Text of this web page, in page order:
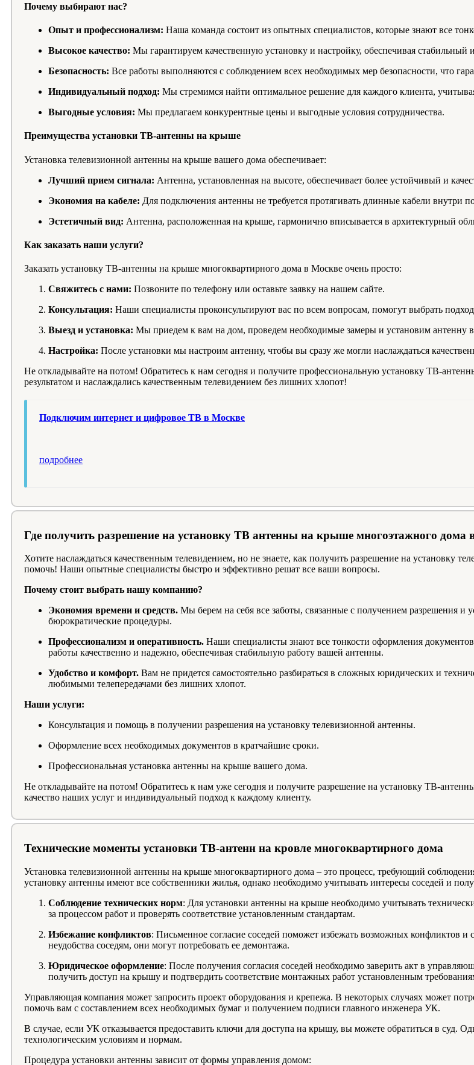
Почему выбирают нас?
Опыт и профессионализм: Наша команда состоит из опытных специалистов, которые знают все
Высокое качество: Мы гарантируем качественную установку и настройку, обеспечивая стабильный
Безопасность: Все работы выполняются с соблюдением всех необходимых мер безопасности, что
Индивидуальный подход: Мы стремимся найти оптимальное решение для каждого клиента,
Выгодные условия: Мы предлагаем конкурентные цены и выгодные условия сотрудничества.
Преимущества установки ТВ-антенны на крыше
Установка телевизионной антенны на крыше вашего дома обеспечивает:
Лучший прием сигнала: Антенна, установленная на высоте, обеспечивает более устойчивый и
Экономия на кабеле: Для подключения антенны не требуется протягивать длинные кабели внутри
Эстетичный вид: Антенна, расположенная на крыше, гармонично вписывается в архитектурный
Как заказать наши услуги?
Заказать установку ТВ-антенны на крыше многоквартирного дома в Москве очень просто:
Свяжитесь с нами: Позвоните по телефону или оставьте заявку на нашем сайте.
Консультация: Наши специалисты проконсультируют вас по всем вопросам, помогут выбрать
Выезд и установка: Мы приедем к вам на дом, проведем необходимые замеры и установим антенну
Настройка: После установки мы настроим антенну, чтобы вы сразу же могли наслаждаться
Не откладывайте на потом! Обратитесь к нам сегодня и получите профессиональную установку ТВ-
результатом и наслаждались качественным телевидением без лишних хлопот!
Подключим интернет и цифровое ТВ в Москве
подробнее
Где получить разрешение на установку ТВ антенны на крыше многоэтажного дома
Хотите наслаждаться качественным телевидением, но не знаете, как получить разрешение на
помочь! Наши опытные специалисты быстро и эффективно решат все ваши вопросы.
Почему стоит выбрать нашу компанию?
Экономия времени и средств. Мы берем на себя все заботы, связанные с получением разрешения и
бюрократические процедуры.
Профессионализм и оперативность. Наши специалисты знают все тонкости оформления
работы качественно и надежно, обеспечивая стабильную работу вашей антенны.
Удобство и комфорт. Вам не придется самостоятельно разбираться в сложных юридических и
любимыми телепередачами без лишних хлопот.
Наши услуги:
Консультация и помощь в получении разрешения на установку телевизионной антенны.
Оформление всех необходимых документов в кратчайшие сроки.
Профессиональная установка антенны на крыше вашего дома.
Не откладывайте на потом! Обратитесь к нам уже сегодня и получите разрешение на установку ТВ-
качество наших услуг и индивидуальный подход к каждому клиенту.
Технические моменты установки ТВ-антенн на кровле многоквартирного дома
Установка телевизионной антенны на крыше многоквартирного дома – это процесс, требующий
установку антенны имеют все собственники жилья, однако необходимо учитывать интересы соседей и
Соблюдение технических норм: Для установки антенны на крыше необходимо учитывать
за процессом работ и проверять соответствие установленным стандартам.
Избежание конфликтов: Письменное согласие соседей поможет избежать возможных конфликтов и
неудобства соседям, они могут потребовать ее демонтажа.
Юридическое оформление: После получения согласия соседей необходимо заверить акт в
получить доступ на крышу и подтвердить соответствие монтажных работ установленным
Управляющая компания может запросить проект оборудования и крепежа. В некоторых случаях может
помочь вам с составлением всех необходимых бумаг и получением подписи главного инженера УК.
В случае, если УК отказывается предоставить ключи для доступа на крышу, вы можете обратиться в суд.
технологическим условиям и нормам.
Процедура установки антенны зависит от формы управления домом: